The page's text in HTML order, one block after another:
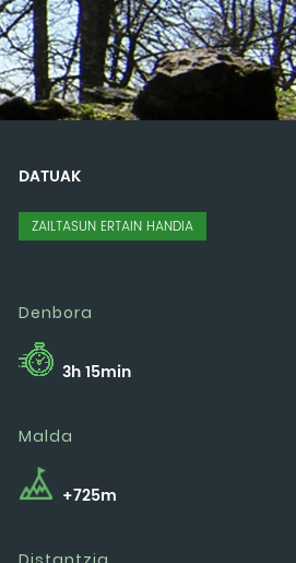
DATUAK
ZAILTASUN ERTAIN HANDIA
Denbora
3h 15min
Malda
+725m